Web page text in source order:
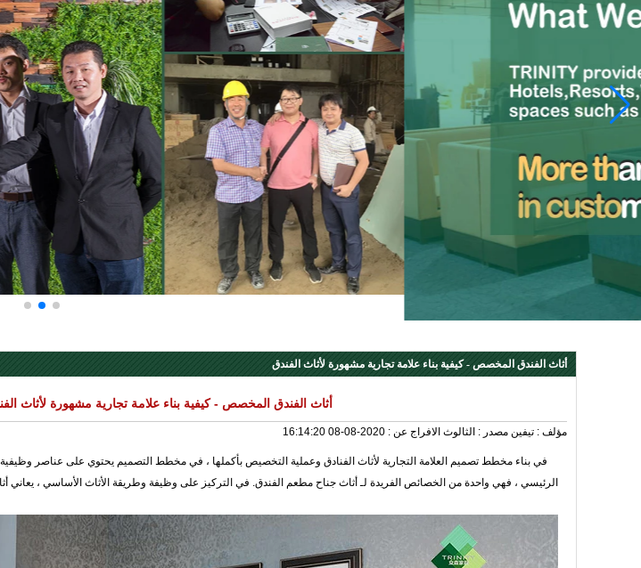
أثاث الفندق المخصص - كيفية بناء علامة تجارية مشهورة لأثاث الفندق
أثاث الفندق المخصص - كيفية بناء علامة تجارية مشهورة لأثاث
مؤلف : تيفين مصدر : الثالوث الافراج عن : 2020-08-08 16:14:20
في بناء مخطط تصميم العلامة التجارية لأثاث الفنادق وعملية التخصيص بأكملها ، في مخطط التصميم يحتوي على عناصر وظيفية
الرئيسي ، فهي واحدة من الخصائص الفريدة لـ أثاث جناح مطعم الفندق. في التركيز على وظيفة وطريقة الأثاث الأساسي ، يعاني